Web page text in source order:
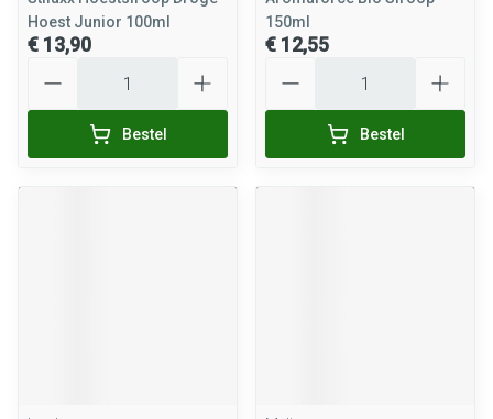
Hoest Junior 100ml
€ 13,90
Bestel
150ml
€ 12,55
Bestel